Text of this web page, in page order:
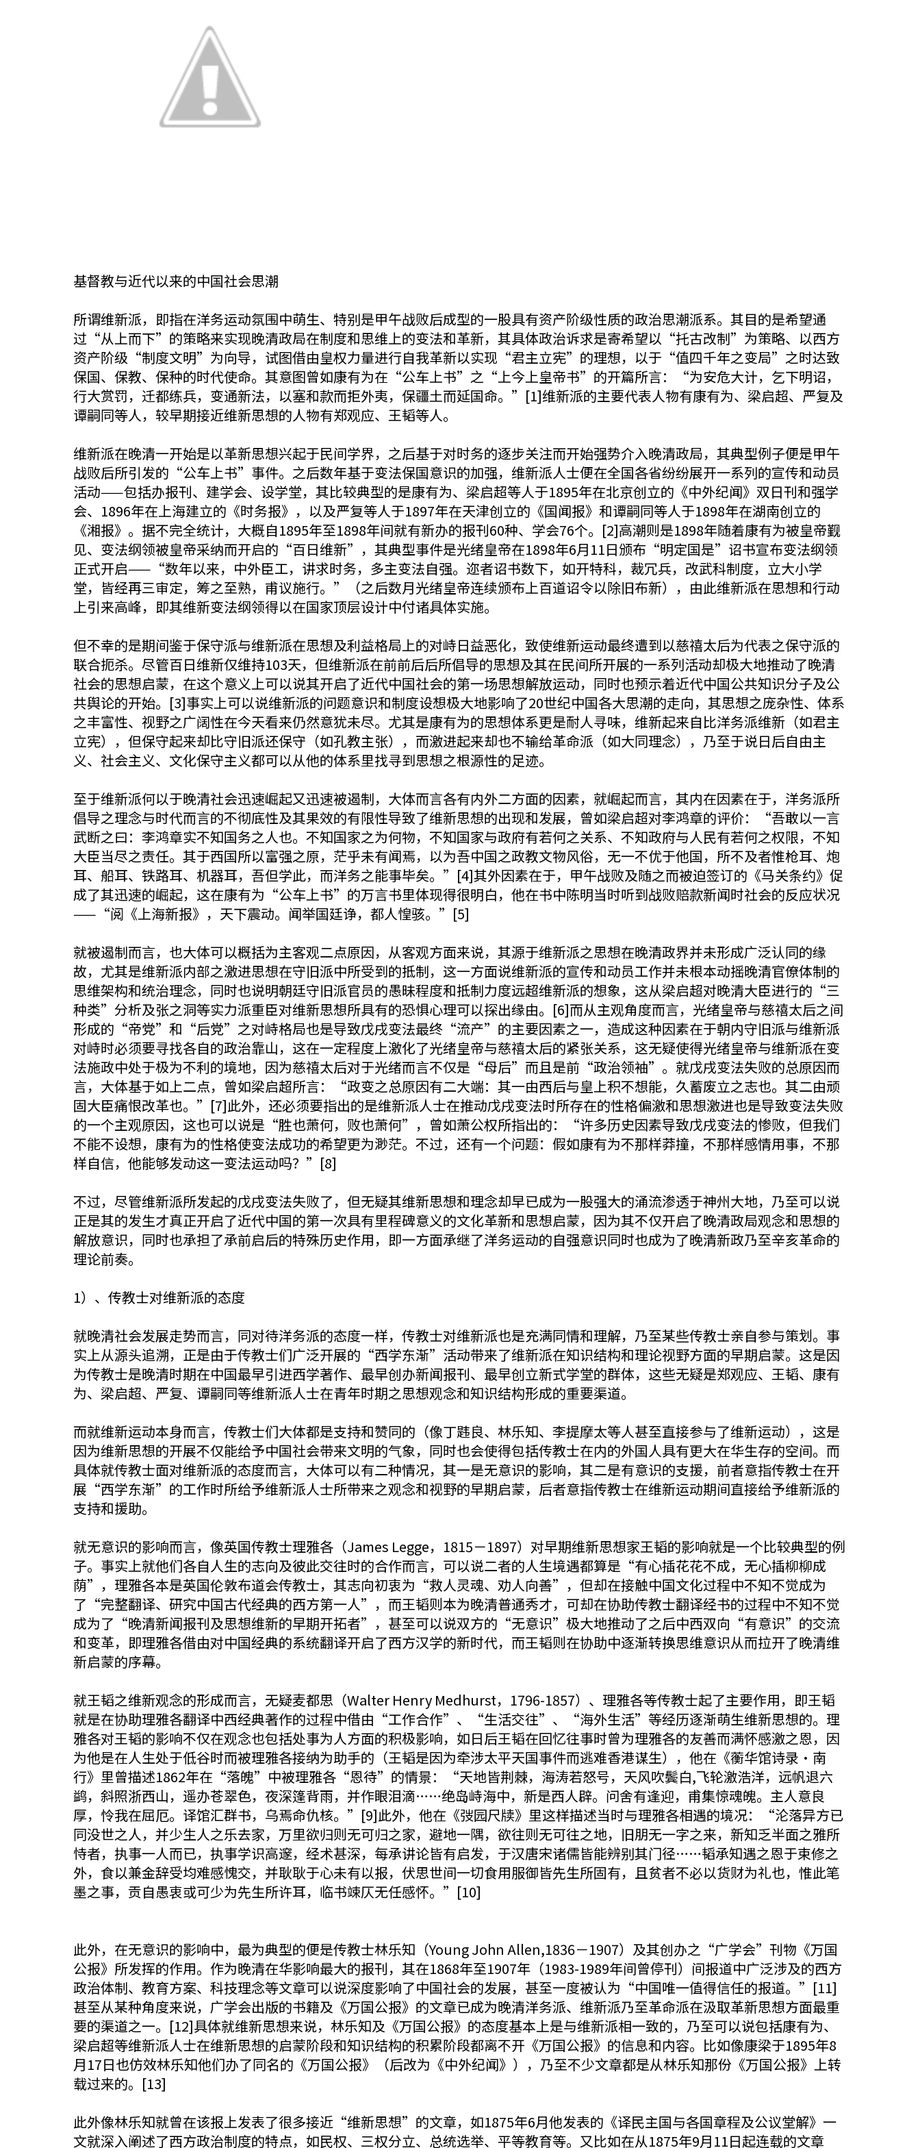
基督教与近代以来的中国社会思潮
所谓维新派，即指在洋务运动氛围中萌生、特别是甲午战败后成型的一股具有资产阶级性质的政治思潮派系。其目的是希望通
过“从上而下”的策略来实现晚清政局在制度和思维上的变法和革新，其具体政治诉求是寄希望以“托古改制”为策略、以西方
资产阶级“制度文明”为向导，试图借由皇权力量进行自我革新以实现“君主立宪”的理想，以于“值四千年之变局”之时达致
保国、保教、保种的时代使命。其意图曾如康有为在“公车上书”之“上今上皇帝书”的开篇所言：“为安危大计，乞下明诏，
行大赏罚，迁都练兵，变通新法，以塞和款而拒外夷，保疆土而延国命。”[1]维新派的主要代表人物有康有为、梁启超、严复及
谭嗣同等人，较早期接近维新思想的人物有郑观应、王韬等人。
维新派在晚清一开始是以革新思想兴起于民间学界，之后基于对时务的逐步关注而开始强势介入晚清政局，其典型例子便是甲午
战败后所引发的“公车上书”事件。之后数年基于变法保国意识的加强，维新派人士便在全国各省纷纷展开一系列的宣传和动员
活动——包括办报刊、建学会、设学堂，其比较典型的是康有为、梁启超等人于1895年在北京创立的《中外纪闻》双日刊和强学
会、1896年在上海建立的《时务报》，以及严复等人于1897年在天津创立的《国闻报》和谭嗣同等人于1898年在湖南创立的
《湘报》。据不完全统计，大概自1895年至1898年间就有新办的报刊60种、学会76个。[2]高潮则是1898年随着康有为被皇帝觐
见、变法纲领被皇帝采纳而开启的“百日维新”，其典型事件是光绪皇帝在1898年6月11日颁布“明定国是”诏书宣布变法纲领
正式开启——“数年以来，中外臣工，讲求时务，多主变法自强。迩者诏书数下，如开特科，裁冗兵，改武科制度，立大小学
堂，皆经再三审定，筹之至熟，甫议施行。”（之后数月光绪皇帝连续颁布上百道诏令以除旧布新），由此维新派在思想和行动
上引来高峰，即其维新变法纲领得以在国家顶层设计中付诸具体实施。
但不幸的是期间鉴于保守派与维新派在思想及利益格局上的对峙日益恶化，致使维新运动最终遭到以慈禧太后为代表之保守派的
联合扼杀。尽管百日维新仅维持103天，但维新派在前前后后所倡导的思想及其在民间所开展的一系列活动却极大地推动了晚清
社会的思想启蒙，在这个意义上可以说其开启了近代中国社会的第一场思想解放运动，同时也预示着近代中国公共知识分子及公
共舆论的开始。[3]事实上可以说维新派的问题意识和制度设想极大地影响了20世纪中国各大思潮的走向，其思想之庞杂性、体系
之丰富性、视野之广阔性在今天看来仍然意犹未尽。尤其是康有为的思想体系更是耐人寻味，维新起来自比洋务派维新（如君主
立宪），但保守起来却比守旧派还保守（如孔教主张），而激进起来却也不输给革命派（如大同理念），乃至于说日后自由主
义、社会主义、文化保守主义都可以从他的体系里找寻到思想之根源性的足迹。
至于维新派何以于晚清社会迅速崛起又迅速被遏制，大体而言各有内外二方面的因素，就崛起而言，其内在因素在于，洋务派所
倡导之理念与时代而言的不彻底性及其果效的有限性导致了维新思想的出现和发展，曾如梁启超对李鸿章的评价：“吾敢以一言
武断之曰：李鸿章实不知国务之人也。不知国家之为何物，不知国家与政府有若何之关系、不知政府与人民有若何之权限，不知
大臣当尽之责任。其于西国所以富强之原，茫乎未有闻焉，以为吾中国之政教文物风俗，无一不优于他国，所不及者惟枪耳、炮
耳、船耳、铁路耳、机器耳，吾但学此，而洋务之能事毕矣。”[4]其外因素在于，甲午战败及随之而被迫签订的《马关条约》促
成了其迅速的崛起，这在康有为“公车上书”的万言书里体现得很明白，他在书中陈明当时听到战败赔款新闻时社会的反应状况
——“阅《上海新报》，天下震动。闻举国廷诤，都人惶骇。”[5]
就被遏制而言，也大体可以概括为主客观二点原因，从客观方面来说，其源于维新派之思想在晚清政界并未形成广泛认同的缘
故，尤其是维新派内部之激进思想在守旧派中所受到的抵制，这一方面说维新派的宣传和动员工作并未根本动摇晚清官僚体制的
思维架构和统治理念，同时也说明朝廷守旧派官员的愚昧程度和抵制力度远超维新派的想象，这从梁启超对晚清大臣进行的“三
种类”分析及张之洞等实力派重臣对维新思想所具有的恐惧心理可以探出缘由。[6]而从主观角度而言，光绪皇帝与慈禧太后之间
形成的“帝党”和“后党”之对峙格局也是导致戊戌变法最终“流产”的主要因素之一，造成这种因素在于朝内守旧派与维新派
对峙时必须要寻找各自的政治靠山，这在一定程度上激化了光绪皇帝与慈禧太后的紧张关系，这无疑使得光绪皇帝与维新派在变
法施政中处于极为不利的境地，因为慈禧太后对于光绪而言不仅是“母后”而且是前“政治领袖”。就戊戌变法失败的总原因而
言，大体基于如上二点，曾如梁启超所言：“政变之总原因有二大端：其一由西后与皇上积不想能，久蓄废立之志也。其二由顽
固大臣痛恨改革也。”[7]此外，还必须要指出的是维新派人士在推动戊戌变法时所存在的性格偏激和思想激进也是导致变法失败
的一个主观原因，这也可以说是“胜也萧何，败也萧何”，曾如萧公权所指出的：“许多历史因素导致戊戌变法的惨败，但我们
不能不设想，康有为的性格使变法成功的希望更为渺茫。不过，还有一个问题：假如康有为不那样莽撞，不那样感情用事，不那
样自信，他能够发动这一变法运动吗？”[8]
不过，尽管维新派所发起的戊戌变法失败了，但无疑其维新思想和理念却早已成为一股强大的涌流渗透于神州大地，乃至可以说
正是其的发生才真正开启了近代中国的第一次具有里程碑意义的文化革新和思想启蒙，因为其不仅开启了晚清政局观念和思想的
解放意识，同时也承担了承前启后的特殊历史作用，即一方面承继了洋务运动的自强意识同时也成为了晚清新政乃至辛亥革命的
理论前奏。
1）、传教士对维新派的态度
就晚清社会发展走势而言，同对待洋务派的态度一样，传教士对维新派也是充满同情和理解，乃至某些传教士亲自参与策划。事
实上从源头追溯，正是由于传教士们广泛开展的“西学东渐”活动带来了维新派在知识结构和理论视野方面的早期启蒙。这是因
为传教士是晚清时期在中国最早引进西学著作、最早创办新闻报刊、最早创立新式学堂的群体，这些无疑是郑观应、王韬、康有
为、梁启超、严复、谭嗣同等维新派人士在青年时期之思想观念和知识结构形成的重要渠道。
而就维新运动本身而言，传教士们大体都是支持和赞同的（像丁韪良、林乐知、李提摩太等人甚至直接参与了维新运动），这是
因为维新思想的开展不仅能给予中国社会带来文明的气象，同时也会使得包括传教士在内的外国人具有更大在华生存的空间。而
具体就传教士面对维新派的态度而言，大体可以有二种情况，其一是无意识的影响，其二是有意识的支援，前者意指传教士在开
展“西学东渐”的工作时所给予维新派人士所带来之观念和视野的早期启蒙，后者意指传教士在维新运动期间直接给予维新派的
支持和援助。
就无意识的影响而言，像英国传教士理雅各（James Legge，1815－1897）对早期维新思想家王韬的影响就是一个比较典型的例
子。事实上就他们各自人生的志向及彼此交往时的合作而言，可以说二者的人生境遇都算是“有心插花花不成，无心插柳柳成
荫”，理雅各本是英国伦敦布道会传教士，其志向初衷为“救人灵魂、劝人向善”，但却在接触中国文化过程中不知不觉成为
了“完整翻译、研究中国古代经典的西方第一人”，而王韬则本为晚清普通秀才，可却在协助传教士翻译经书的过程中不知不觉
成为了“晚清新闻报刊及思想维新的早期开拓者”，甚至可以说双方的“无意识”极大地推动了之后中西双向“有意识”的交流
和变革，即理雅各借由对中国经典的系统翻译开启了西方汉学的新时代，而王韬则在协助中逐渐转换思维意识从而拉开了晚清维
新启蒙的序幕。
就王韬之维新观念的形成而言，无疑麦都思（Walter Henry Medhurst，1796-1857）、理雅各等传教士起了主要作用，即王韬
就是在协助理雅各翻译中西经典著作的过程中借由“工作合作”、“生活交往”、“海外生活”等经历逐渐萌生维新思想的。理
雅各对王韬的影响不仅在观念也包括处事为人方面的积极影响，如日后王韬在回忆往事时曾为理雅各的友善而满怀感激之恩，因
为他是在人生处于低谷时而被理雅各接纳为助手的（王韬是因为牵涉太平天国事件而逃难香港谋生），他在《蘅华馆诗录·南
行》里曾描述1862年在“落魄”中被理雅各“恩待”的情景：“天地皆荆棘，海涛若怒号，天风吹鬓白,飞轮激浩洋，远帆退六
鹢，斜照浙西山，遥办苍翠色，夜深篷背雨，并作眼泪滴……绝岛峙海中，新是西人辟。问舍有逢迎，甫集惊魂魄。主人意良
厚，怜我在屈厄。译馆汇群书，乌焉命仇核。”[9]此外，他在《弢园尺牍》里这样描述当时与理雅各相遇的境况：“沦落异方已
同没世之人，并少生人之乐去家，万里欲归则无可归之家，避地一隅，欲往则无可往之地，旧朋无一字之来，新知乏半面之雅所
恃者，执事一人而已，执事学识高邃，经术甚深，每承讲论皆有启发，于汉唐宋诸儒皆能辨别其门径……韬承知遇之恩于束修之
外，食以兼金辞受均难感愧交，并耿耿于心未有以报，伏思世间一切食用服御皆先生所固有，且贫者不必以货财为礼也，惟此笔
墨之事，贡自愚衷或可少为先生所许耳，临书竦仄无任感怀。”[10]
此外，在无意识的影响中，最为典型的便是传教士林乐知（Young John Allen,1836－1907）及其创办之“广学会”刊物《万国
公报》所发挥的作用。作为晚清在华影响最大的报刊，其在1868年至1907年（1983-1989年间曾停刊）间报道中广泛涉及的西方
政治体制、教育方案、科技理念等文章可以说深度影响了中国社会的发展，甚至一度被认为“中国唯一值得信任的报道。”[11]
甚至从某种角度来说，广学会出版的书籍及《万国公报》的文章已成为晚清洋务派、维新派乃至革命派在汲取革新思想方面最重
要的渠道之一。[12]具体就维新思想来说，林乐知及《万国公报》的态度基本上是与维新派相一致的，乃至可以说包括康有为、
梁启超等维新派人士在维新思想的启蒙阶段和知识结构的积累阶段都离不开《万国公报》的信息和内容。比如像康梁于1895年8
月17日也仿效林乐知他们办了同名的《万国公报》（后改为《中外纪闻》），乃至不少文章都是从林乐知那份《万国公报》上转
载过来的。[13]
此外像林乐知就曾在该报上发表了很多接近“维新思想”的文章，如1875年6月他发表的《译民主国与各国章程及公议堂解》一
文就深入阐述了西方政治制度的特点，如民权、三权分立、总统选举、平等教育等。又比如在从1875年9月11日起连载的文章